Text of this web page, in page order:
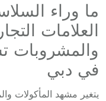
ما وراء
العلامات
والمشروبات
في دبي
يتغير مشهد المأكولات